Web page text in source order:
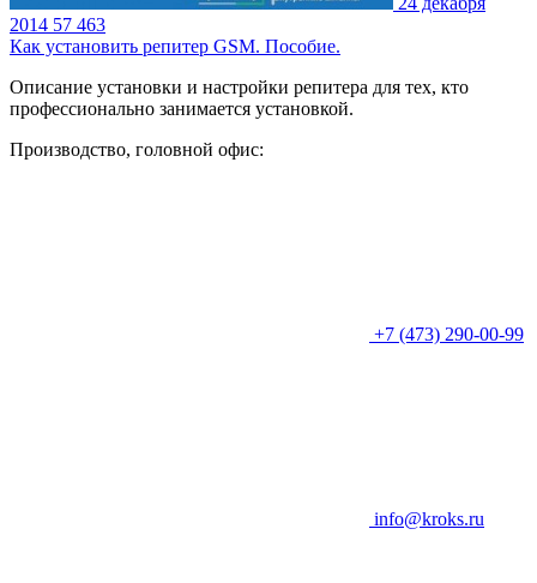
2014 57 463
Как установить репитер GSM. Пособие.
Описание установки и настройки репитера для тех, кто
профессионально занимается установкой.
Производство, головной офис:
+7 (473) 290-00-99
info@kroks.ru